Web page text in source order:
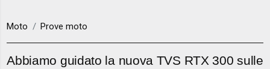
Moto Prove moto
Abbiamo guidato la nuova TVS RTX 300 sulle